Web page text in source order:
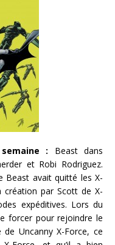
: Beast dans
et Robi Rodriguez.
Beast avait quitté les X-
création par Scott de X-
expéditives. Lors du
forcer pour rejoindre le
Uncanny X-Force, ce